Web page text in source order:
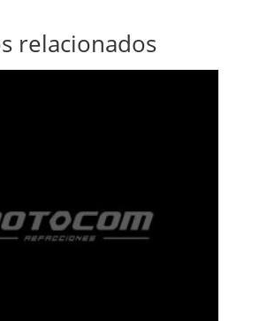
relacionados